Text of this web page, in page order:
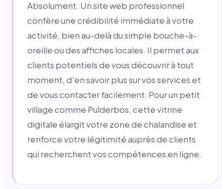
Absolument. Un site web professionnel
confère une crédibilité immédiate à votre
activité, bien au-delà du simple bouche-à-
oreille ou des affiches locales. Il permet aux
clients potentiels de vous découvrir à tout
moment, d'en savoir plus sur vos services et
de vous contacter facilement. Pour un petit
village comme Pulderbos, cette vitrine
digitale élargit votre zone de chalandise et
renforce votre légitimité auprès de clients
qui recherchent vos compétences en ligne.